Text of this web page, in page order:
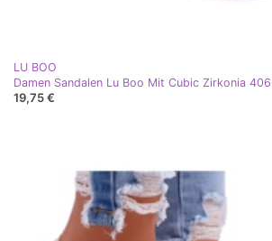
LU BOO
Damen Sandalen Lu Boo Mit Cubic Zirkonia
19,75 €